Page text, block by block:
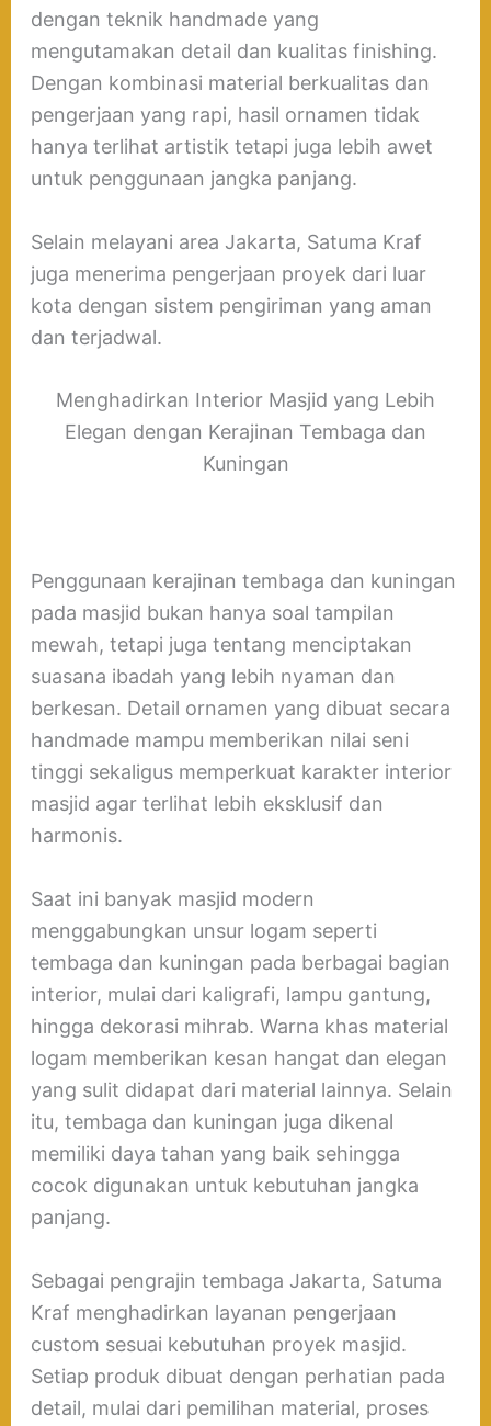
dengan teknik handmade yang
mengutamakan detail dan kualitas finishing.
Dengan kombinasi material berkualitas dan
pengerjaan yang rapi, hasil ornamen tidak
hanya terlihat artistik tetapi juga lebih awet
untuk penggunaan jangka panjang.
Selain melayani area Jakarta, Satuma Kraf
juga menerima pengerjaan proyek dari luar
kota dengan sistem pengiriman yang aman
dan terjadwal.
Menghadirkan Interior Masjid yang Lebih
Elegan dengan Kerajinan Tembaga dan
Kuningan
Penggunaan kerajinan tembaga dan kuningan
pada masjid bukan hanya soal tampilan
mewah, tetapi juga tentang menciptakan
suasana ibadah yang lebih nyaman dan
berkesan. Detail ornamen yang dibuat secara
handmade mampu memberikan nilai seni
tinggi sekaligus memperkuat karakter interior
masjid agar terlihat lebih eksklusif dan
harmonis.
Saat ini banyak masjid modern
menggabungkan unsur logam seperti
tembaga dan kuningan pada berbagai bagian
interior, mulai dari kaligrafi, lampu gantung,
hingga dekorasi mihrab. Warna khas material
logam memberikan kesan hangat dan elegan
yang sulit didapat dari material lainnya. Selain
itu, tembaga dan kuningan juga dikenal
memiliki daya tahan yang baik sehingga
cocok digunakan untuk kebutuhan jangka
panjang.
Sebagai pengrajin tembaga Jakarta, Satuma
Kraf menghadirkan layanan pengerjaan
custom sesuai kebutuhan proyek masjid.
Setiap produk dibuat dengan perhatian pada
detail, mulai dari pemilihan material, proses